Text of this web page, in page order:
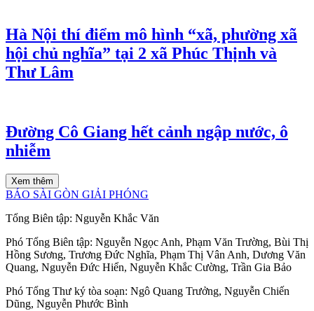
Hà Nội thí điểm mô hình “xã, phường xã
hội chủ nghĩa” tại 2 xã Phúc Thịnh và
Thư Lâm
Đường Cô Giang hết cảnh ngập nước, ô
nhiễm
Xem thêm
BÁO SÀI GÒN GIẢI PHÓNG
Tổng Biên tập: Nguyễn Khắc Văn
Phó Tổng Biên tập: Nguyễn Ngọc Anh, Phạm Văn Trường, Bùi Thị
Hồng Sương, Trương Đức Nghĩa, Phạm Thị Vân Anh, Dương Văn
Quang, Nguyễn Đức Hiển, Nguyễn Khắc Cường, Trần Gia Bảo
Phó Tổng Thư ký tòa soạn: Ngô Quang Trưởng, Nguyễn Chiến
Dũng, Nguyễn Phước Bình